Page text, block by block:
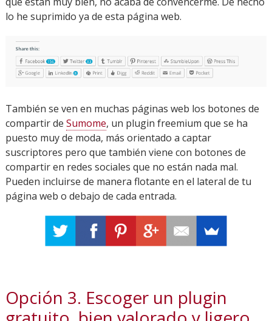
lo he suprimido ya de esta página web.
También se ven en muchas páginas web los botones de
compartir de Sumome, un plugin freemium que se ha
puesto muy de moda, más orientado a captar
suscriptores pero que también viene con botones de
compartir en redes sociales que no están nada mal.
Pueden incluirse de manera flotante en el lateral de tu
página web o debajo de cada entrada.
Opción 3. Escoger un plugin